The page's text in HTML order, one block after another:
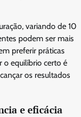
variando de 10
podem ser mais
preferir práticas
o equilíbrio certo é
os resultados
e eficácia